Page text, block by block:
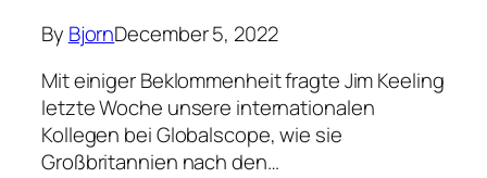
By BjornDecember 5, 2022
Mit einiger Beklommenheit fragte Jim Keeling
letzte Woche unsere internationalen
Kollegen bei Globalscope, wie sie
Großbritannien nach den…